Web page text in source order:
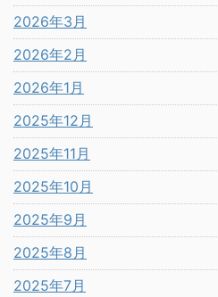
2026年3月
2026年2月
2026年1月
2025年12月
2025年11月
2025年10月
2025年9月
2025年8月
2025年7月